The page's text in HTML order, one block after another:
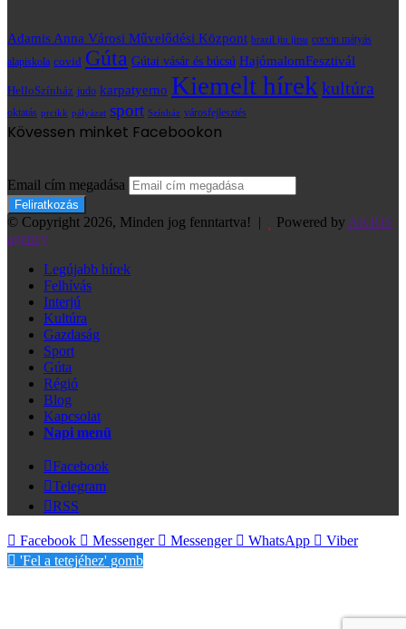
Adamis Anna Városi Művelődési Központ brazil jiu jitsu corvin mátyás
alapiskola covid Gúta Gútai vásár és búcsú HajómalomFesztivál
HelloSzínház judo karpatyerno Kiemelt hírek kultúra
oktatás prcikk pályázat sport Színház városfejlesztés
Kövessen minket Facebookon
Email cím megadása
© Copyright 2026, Minden jog fenntartva! | Powered by AKRIS
agency
Legújabb hírek
Felhívás
Interjú
Kultúra
Gazdaság
Sport
Gúta
Régió
Blog
Kapcsolat
Napi menü
Facebook
Telegram
RSS
Facebook Messenger Messenger WhatsApp
Viber
'Fel a tetejéhez' gomb